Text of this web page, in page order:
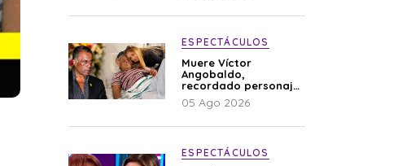
ESPECTÁCULOS
Muere Víctor
Angobaldo,
recordado personaje
de la farándula y
expareja de Shirley
05 Ago 2026
ESPECTÁCULOS